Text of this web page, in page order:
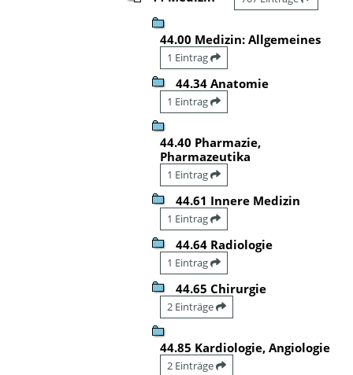
44.00 Medizin: Allgemeines
1 Eintrag
44.34 Anatomie
1 Eintrag
44.40 Pharmazie,
Pharmazeutika
1 Eintrag
44.61 Innere Medizin
1 Eintrag
44.64 Radiologie
1 Eintrag
44.65 Chirurgie
2 Einträge
44.85 Kardiologie, Angiologie
2 Einträge